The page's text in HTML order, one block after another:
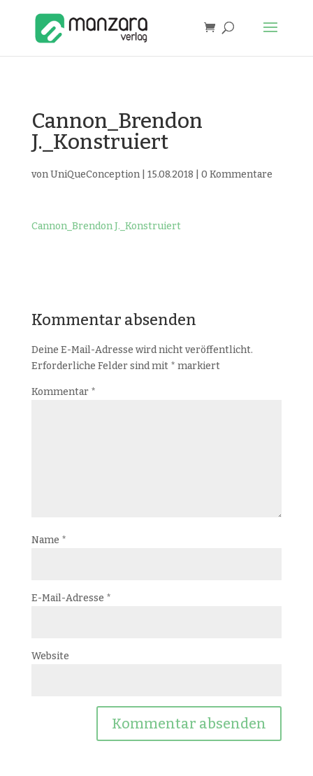
Cannon_Brendon
J._Konstruiert
vonUniQueConception| 15.08.2018 0 Kommentare
Cannon_Brendon J._Konstruiert
Kommentar absenden
Deine E-Mail-Adresse wird nicht veröffentlicht.
Erforderliche Felder sind mit * markiert
Kommentar *
Name *
E-Mail-Adresse *
Website